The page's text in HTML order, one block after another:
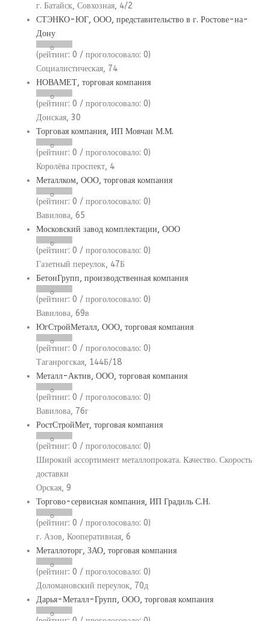
г. Батайск, Совхозная, 4/2
СТЭНКО-ЮГ, ООО, представительство в г. Ростове-на-
Дону
(рейтинг: 0 / проголосовало: 0)
Социалистическая, 74
НОВАМЕТ, торговая компания
(рейтинг: 0 / проголосовало: 0)
Донская, 30
Торговая компания, ИП Мовчан М.М.
(рейтинг: 0 / проголосовало: 0)
Королёва проспект, 4
Металлком, ООО, торговая компания
(рейтинг: 0 / проголосовало: 0)
Вавилова, 65
Московский завод комплектации, ООО
(рейтинг: 0 / проголосовало: 0)
Газетный переулок, 47Б
БетонГрупп, производственная компания
(рейтинг: 0 / проголосовало: 0)
Вавилова, 69в
ЮгСтройМеталл, ООО, торговая компания
(рейтинг: 0 / проголосовало: 0)
Таганрогская, 144Б/18
Металл-Актив, ООО, торговая компания
(рейтинг: 0 / проголосовало: 0)
Вавилова, 76г
РостСтройМет, торговая компания
(рейтинг: 0 / проголосовало: 0)
Широкий ассортимент металлопроката. Качество. Скорость
доставки
Орская, 9
Торгово-сервисная компания, ИП Градиль С.Н.
(рейтинг: 0 / проголосовало: 0)
г. Азов, Кооперативная, 6
Металлоторг, ЗАО, торговая компания
(рейтинг: 0 / проголосовало: 0)
Доломановский переулок, 70д
Дарья-Металл-Групп, ООО, торговая компания